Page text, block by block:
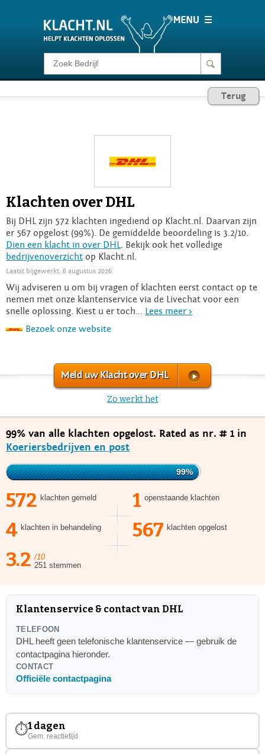
Klacht melden
Login
Terug
Klachten over DHL
Bij DHL zijn 572 klachten ingediend op Klacht.nl. Daarvan zijn
er 567 opgelost (99%). De gemiddelde beoordeling is 3.2/10.
Dien een klacht in over DHL
. Bekijk ook het volledige
bedrijvenoverzicht op Klacht.nl.
Laatst bijgewerkt: 6 augustus 2026
Wij adviseren u om bij vragen of klachten eerst contact op te
nemen met onze klantenservice via de Livechat voor een
snelle oplossing. Kiest u er toch... Lees meer >
Bezoek onze website
Meld uw Klacht over DHL
Zo werkt het
99% van alle klachten opgelost. Rated as nr. # 1 in
Koeriersbedrijven en post
99%
572 klachten gemeld 1 openstaande klachten
4 klachten in behandeling 567 klachten opgelost
3.2 /10
251 stemmen
Klantenservice & contact van DHL
TELEFOON
DHL heeft geen telefonische klantenservice — gebruik de
contactpagina hieronder.
CONTACT
Officiële contactpagina
⏱1 dagen
Gem. reactietijd